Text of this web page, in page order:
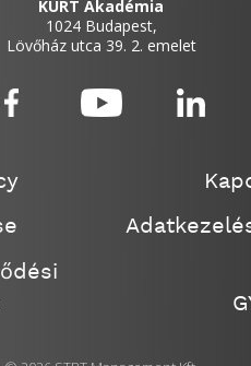
KÜRT Akadémia
1024 Budapest,
Lövőház utca 39. 2. emelet